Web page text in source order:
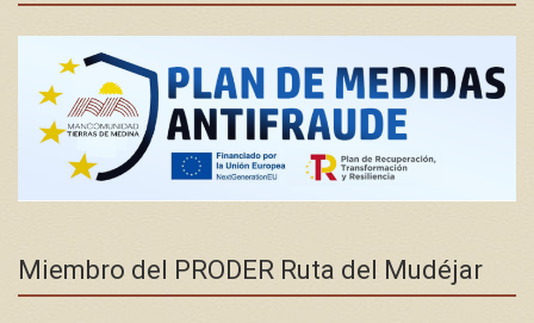
Miembro del PRODER Ruta del Mudéjar